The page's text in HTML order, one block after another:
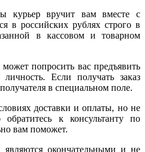
курьер вручит вам вместе с
в российских рублях строго в
в кассовом и товарном
попросить вас предъявить
Если получать заказ
в специальном поле.
доставки и оплаты, но не
к консультанту по
вам поможет.
окончательными и не